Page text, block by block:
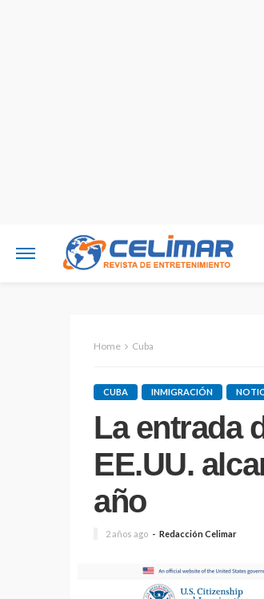
Home Cuba
CUBA INMIGRACIÓN
La entrada
EE.UU.
año
2 años ago Redacción Celimar